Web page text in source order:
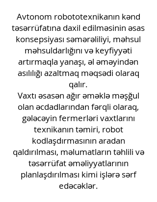
Avtonom robototexnikanın kənd
təsərrüfatına daxil edilməsinin əsas
konsepsiyası səmərəliliyi, məhsul
məhsuldarlığını və keyfiyyəti
artırmaqla yanaşı, əl əməyindən
asılılığı azaltmaq məqsədi olaraq
qalır.
Vaxtı əsasən ağır əməklə məşğul
olan əcdadlarından fərqli olaraq,
gələcəyin fermerləri vaxtlarını
texnikanın təmiri, robot
kodlaşdırmasının aradan
qaldırılması, məlumatların təhlili və
təsərrüfat əməliyyatlarının
planlaşdırılması kimi işlərə sərf
edəcəklər.